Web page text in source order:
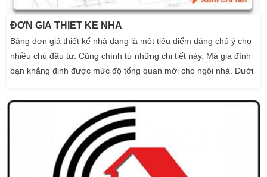
ĐƠN GIÁ THIẾT KẾ NHÀ
Bảng đơn giá thiết kế nhà đang là một tiêu điểm đáng chú ý cho
nhiều chủ đầu tư. Cũng chính từ những chi tiết này. Mà gia đình
bạn khẳng định được mức độ tổng quan mới cho ngôi nhà. Dưới
khảo: Đơn giá thiết kế Nhà Phố Nhóm Loại công trình Diện tích
Đơn giá Ghi chú Thiết kế […]